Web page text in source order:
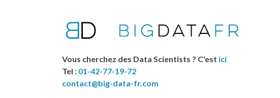
Vous cherchez des Data Scientists ? C'est ici
Tel : 01-42-77-19-72
contact@big-data-fr.com